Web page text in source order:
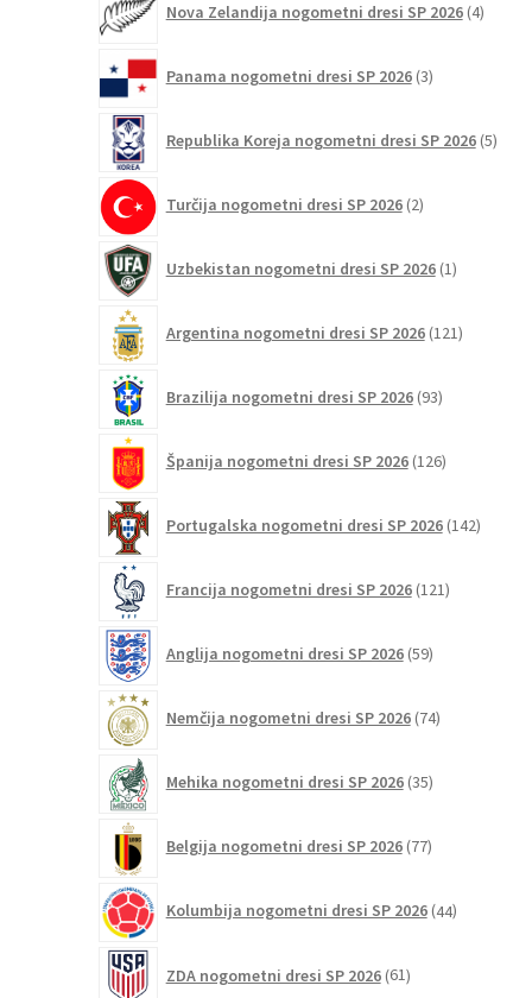
Nova Zelandija nogometni dresi SP 2026 4izdelki
Panama nogometni dresi SP 2026 3izdelki
Republika Koreja nogometni dresi SP 2026 5
Turčija nogometni dresi SP 2026 2izdelka
Uzbekistan nogometni dresi SP 2026 1izdelek
Argentina nogometni dresi SP 2026 121izdelkov
Brazilija nogometni dresi SP 2026 93izdelkov
Španija nogometni dresi SP 2026 126izdelkov
Portugalska nogometni dresi SP 2026 142
Francija nogometni dresi SP 2026 121izdelkov
Anglija nogometni dresi SP 2026 59izdelkov
Nemčija nogometni dresi SP 2026 74izdelkov
Mehika nogometni dresi SP 2026 35izdelkov
Belgija nogometni dresi SP 2026 77izdelkov
Kolumbija nogometni dresi SP 2026 44izdelkov
ZDA nogometni dresi SP 2026 61izdelkov